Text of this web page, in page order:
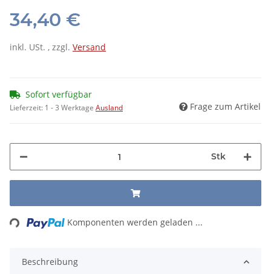
34,40 €
inkl. USt. , zzgl. Versand
Sofort verfügbar
Lieferzeit: 1 - 3 Werktage Ausland Frage zum Artikel
Stk
Loading... Komponenten werden geladen ...
Beschreibung